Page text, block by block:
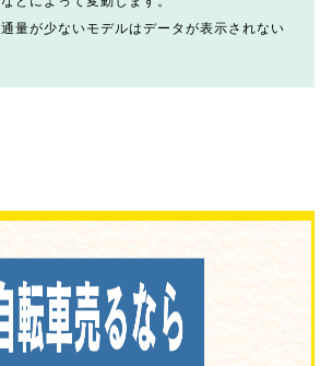
量が少ないモデルはデータが表示されない